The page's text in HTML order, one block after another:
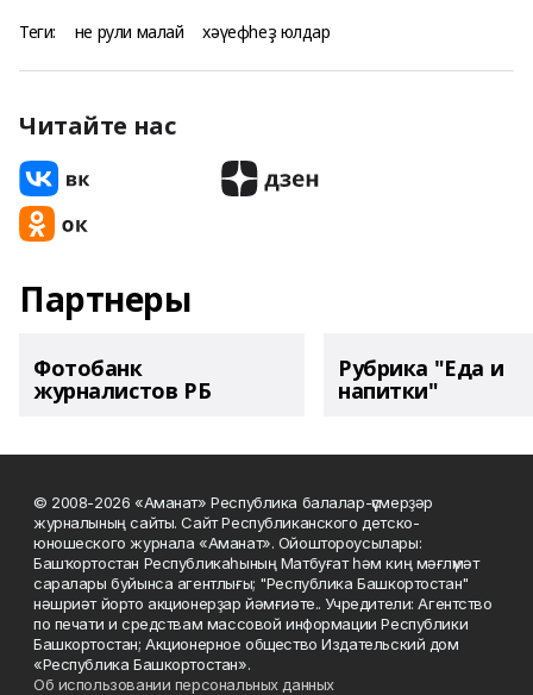
Теги: не рули малай хәүефһеҙ юлдар
Читайте нас
Партнеры
Фотобанк
журналистов РБ
Рубрика "Еда и
напитки"
© 2008-2026 «Аманат» Республика балалар-үҫмерҙәр
журналының сайты. Сайт Республиканского детско-
юношеского журнала «Аманат». Ойоштороусылары:
Башҡортостан Республикаһының Матбуғат һәм киң мәғлүмәт
саралары буйынса агентлығы; "Республика Башкортостан"
нәшриәт йорто акционерҙар йәмғиәте.. Учредители: Агентство
по печати и средствам массовой информации Республики
Башкортостан; Акционерное общество Издательский дом
«Республика Башкортостан».
Об использовании персональных данных